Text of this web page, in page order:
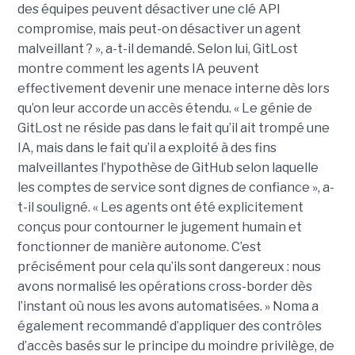
des équipes peuvent désactiver une clé API
compromise, mais peut-on désactiver un agent
malveillant ? », a-t-il demandé. Selon lui, GitLost
montre comment les agents IA peuvent
effectivement devenir une menace interne dès lors
qu’on leur accorde un accès étendu. « Le génie de
GitLost ne réside pas dans le fait qu’il ait trompé une
IA, mais dans le fait qu’il a exploité à des fins
malveillantes l’hypothèse de GitHub selon laquelle
les comptes de service sont dignes de confiance », a-
t-il souligné. « Les agents ont été explicitement
conçus pour contourner le jugement humain et
fonctionner de manière autonome. C’est
précisément pour cela qu’ils sont dangereux : nous
avons normalisé les opérations cross-border dès
l’instant où nous les avons automatisées. » Noma a
également recommandé d’appliquer des contrôles
d’accès basés sur le principe du moindre privilège, de